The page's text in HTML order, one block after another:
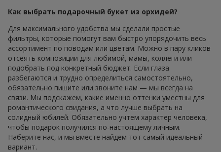
Как выбрать подарочный букет из орхидей?
Для максимального удобства мы сделали простые
фильтры, которые помогут вам быстро упорядочить весь
ассортимент по поводам или цветам. Можно в пару кликов
отсеять композиции для любимой, мамы, коллеги или
подобрать под конкретный бюджет. Если глаза
разбегаются и трудно определиться самостоятельно,
обязательно пишите или звоните нам — мы всегда на
связи. Мы подскажем, какие именно оттенки уместны для
романтического свидания, а что лучше выбрать на
солидный юбилей. Обязательно учтем характер человека,
чтобы подарок получился по-настоящему личным.
Наберите нас, и мы вместе найдем тот самый идеальный
вариант.